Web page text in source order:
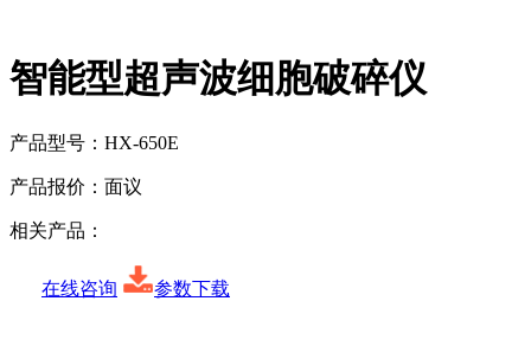
智能型超声波细胞破碎仪
产品型号： HX-650E
产品报价： 面议
相关产品：
在线咨询 参数下载